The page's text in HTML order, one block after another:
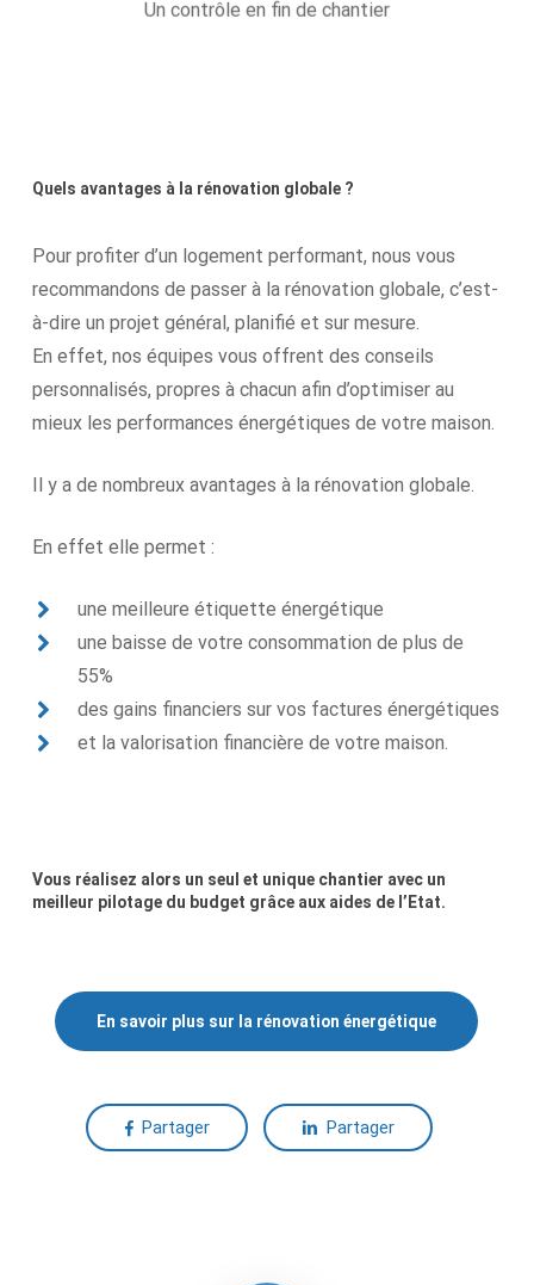
Un contrôle en fin de chantier
qualité.
Quels avantages à la rénovation globale ?
Pour profiter d’un logement performant, nous vous
recommandons de passer à la rénovation globale, c’est-
à-dire un projet général, planifié et sur mesure.
En effet, nos équipes vous offrent des conseils
personnalisés, propres à chacun afin d’optimiser au
mieux les performances énergétiques de votre maison.
Il y a de nombreux avantages à la rénovation globale.
En effet elle permet :
une meilleure étiquette énergétique
une baisse de votre consommation de plus de
55%
des gains financiers sur vos factures énergétiques
et la valorisation financière de votre maison.
Vous réalisez alors un seul et unique chantier avec un
meilleur pilotage du budget grâce aux aides de l’Etat.
En savoir plus sur la rénovation énergétique
Partager Partager